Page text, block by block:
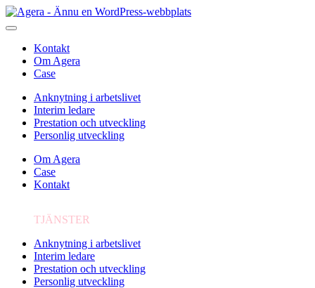
Kontakt
Om Agera
Case
Anknytning i arbetslivet
Interim ledare
Prestation och utveckling
Personlig utveckling
Om Agera
Case
Kontakt
TJÄNSTER
Anknytning i arbetslivet
Interim ledare
Prestation och utveckling
Personlig utveckling